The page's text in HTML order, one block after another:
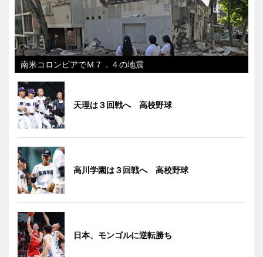
南米コロンビアでＭ７．４の地震
天理は３回戦へ 高校野球
高川学園は３回戦へ 高校野球
日本、モンゴルに逆転勝ち